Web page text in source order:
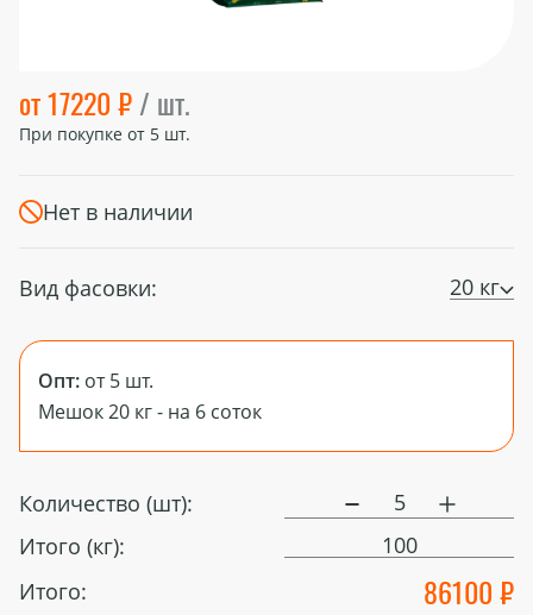
от 17220 ₽/ шт.
При покупке от 5 шт.
Нет в наличии
Вид фасовки: 20 кг
Опт: от 5 шт.
Мешок 20 кг - на 6 соток
Количество (шт):
Итого (кг):
100
Итого:
86100 ₽